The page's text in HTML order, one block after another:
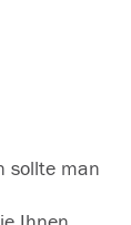
sollte man